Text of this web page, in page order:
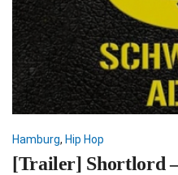
Hamburg, Hip Hop
[Trailer] Shortlord